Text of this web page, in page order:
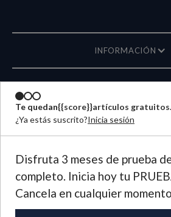
Te quedan{{score}}artículos gratuitos.
¿Ya estás suscrito?Inicia sesión
Disfruta 3 meses de prueba
completo. Inicia hoy tu
Cancela en cualquier
INFORMACIÓN
ESCRÍBANOS
IDIOMA
© 2026 Plough Publishing
Todos los derechos